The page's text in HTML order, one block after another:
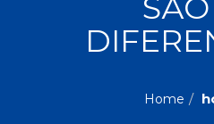
Política,
Direitos
Home